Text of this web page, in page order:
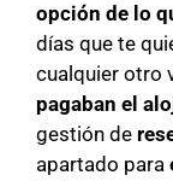
opción de lo
días que te
cualquier otro
pagaban el
gestión de
apartado para